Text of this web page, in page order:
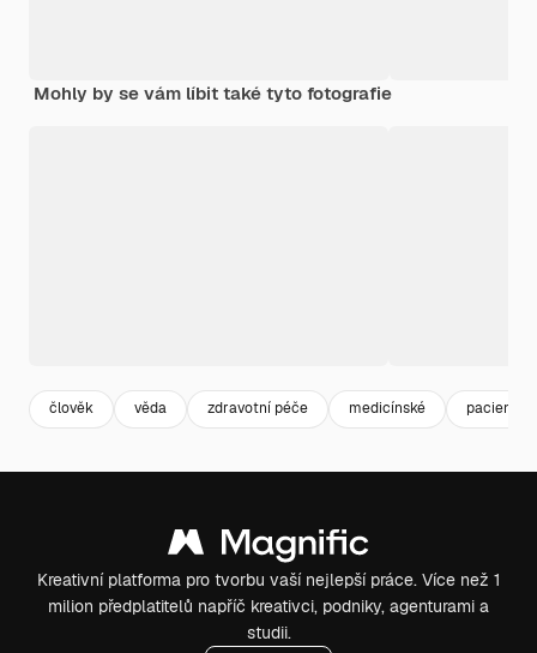
Mohly by se vám líbit také tyto fotografie
člověk věda zdravotní péče medicínské pacient
Kreativní platforma pro tvorbu vaší nejlepší práce. Více než 1
milion předplatitelů napříč kreativci, podniky, agenturami a
studii.